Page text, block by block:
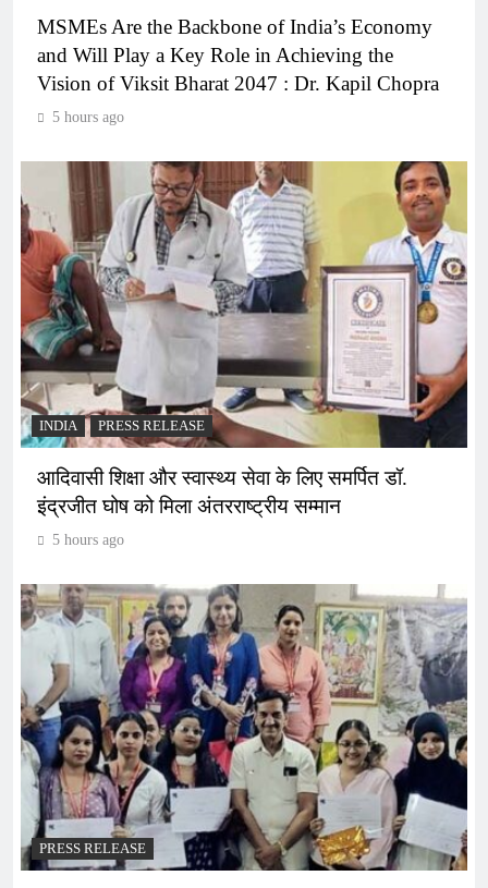
MSMEs Are the Backbone of India’s Economy
and Will Play a Key Role in Achieving the
Vision of Viksit Bharat 2047 : Dr. Kapil Chopra
5 hours ago
INDIA PRESS RELEASE
आदिवासी शिक्षा और स्वास्थ्य सेवा के लिए समर्पित डॉ.
इंद्रजीत घोष को मिला अंतरराष्ट्रीय सम्मान
5 hours ago
PRESS RELEASE